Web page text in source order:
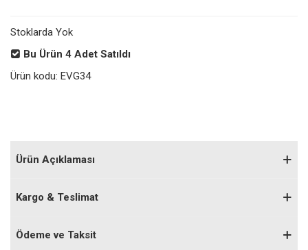
Stoklarda Yok
Bu Ürün 4 Adet Satıldı
Ürün kodu: EVG34
Ürün Açıklaması
Kargo & Teslimat
Ödeme ve Taksit